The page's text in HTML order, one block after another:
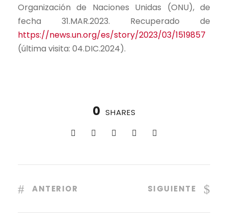
Organización de Naciones Unidas (ONU), de
fecha 31.MAR.2023. Recuperado de
https://news.un.org/es/story/2023/03/1519857
(última visita: 04.DIC.2024).
0 SHARES
ANTERIOR SIGUIENTE